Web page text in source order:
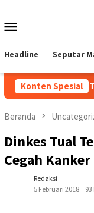
konten
Headline Seputar
Konten Spesial
Jawab Sorotan
Beranda
Dinkes Tual
Cegah Kanker
Redaksi
5 Februari 2018